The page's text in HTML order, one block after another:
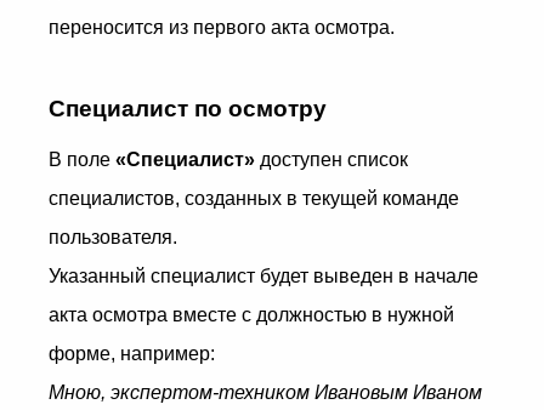
переносится из первого акта осмотра.
Специалист по осмотру
В поле «Специалист» доступен список
специалистов, созданных в текущей команде
пользователя.
Указанный специалист будет выведен в начале
акта осмотра вместе с должностью в нужной
форме, например:
Мною, экспертом-техником Ивановым Иваном